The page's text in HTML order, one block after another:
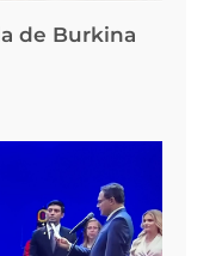
de Burkina